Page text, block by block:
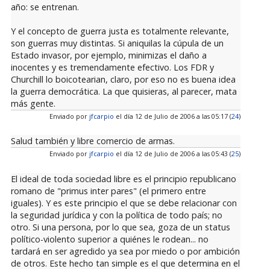
año: se entrenan.
Y el concepto de guerra justa es totalmente relevante,
son guerras muy distintas. Si aniquilas la cúpula de un
Estado invasor, por ejemplo, minimizas el daño a
inocentes y es tremendamente efectivo. Los FDR y
Churchill lo boicotearian, claro, por eso no es buena idea
la guerra democrática. La que quisieras, al parecer, mata
más gente.
Enviado por jfcarpio el día 12 de Julio de 2006 a las 05:17 (24)
Salud también y libre comercio de armas.
Enviado por jfcarpio el día 12 de Julio de 2006 a las 05:43 (25)
El ideal de toda sociedad libre es el principio republicano
romano de "primus inter pares" (el primero entre
iguales). Y es este principio el que se debe relacionar con
la seguridad jurídica y con la política de todo país; no
otro. Si una persona, por lo que sea, goza de un status
político-violento superior a quiénes le rodean... no
tardará en ser agredido ya sea por miedo o por ambición
de otros. Este hecho tan simple es el que determina en el